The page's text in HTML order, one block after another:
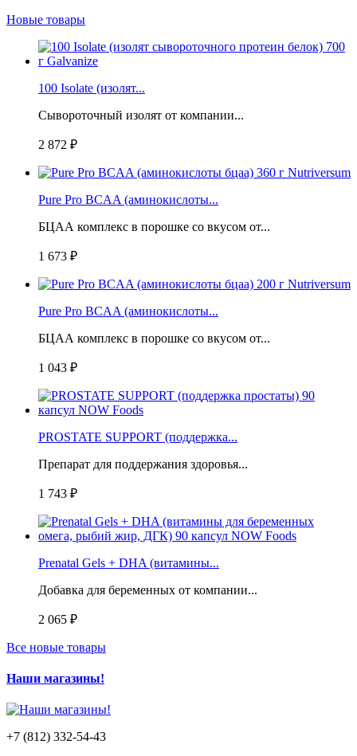
Новые товары
100 Isolate (изолят...
Сывороточный изолят от компании...
2 872 ₽
Pure Pro BCAA (аминокислоты...
БЦАА комплекс в порошке со вкусом от...
1 673 ₽
Pure Pro BCAA (аминокислоты...
БЦАА комплекс в порошке со вкусом от...
1 043 ₽
PROSTATE SUPPORT (поддержка...
Препарат для поддержания здоровья...
1 743 ₽
Prenatal Gels + DHA (витамины...
Добавка для беременных от компании...
2 065 ₽
Все новые товары
Наши магазины!
+7 (812) 332-54-43